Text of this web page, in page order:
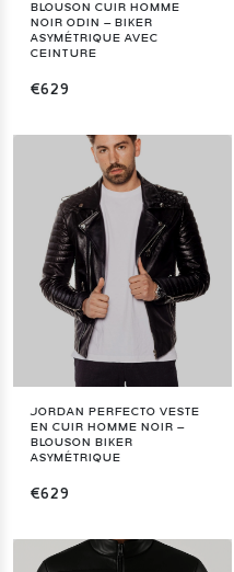
BLOUSON CUIR HOMME
NOIR ODIN – BIKER
ASYMÉTRIQUE AVEC
CEINTURE
€629
JORDAN PERFECTO VESTE
EN CUIR HOMME NOIR –
BLOUSON BIKER
ASYMÉTRIQUE
€629